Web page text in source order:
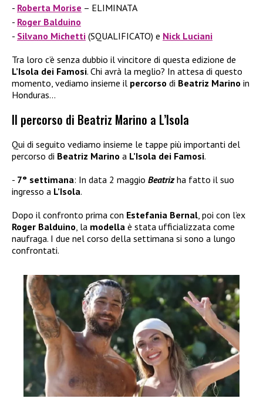
Roberta Morise – ELIMINATA
Roger Balduino
Silvano Michetti (SQUALIFICATO) e Nick Luciani
Tra loro c’è senza dubbio il vincitore di questa edizione de
L’Isola dei Famosi. Chi avrà la meglio? In attesa di questo
momento, vediamo insieme il percorso di Beatriz Marino in
Honduras…
Il percorso di Beatriz Marino a L’Isola
Qui di seguito vediamo insieme le tappe più importanti del
percorso di Beatriz Marino a L’Isola dei Famosi.
7° settimana: In data 2 maggio Beatrizha fatto il suo
ingresso a L’Isola.
Dopo il confronto prima con Estefania Bernal, poi con l’ex
Roger Balduino, la modella è stata ufficializzata come
naufraga. I due nel corso della settimana si sono a lungo
confrontati.